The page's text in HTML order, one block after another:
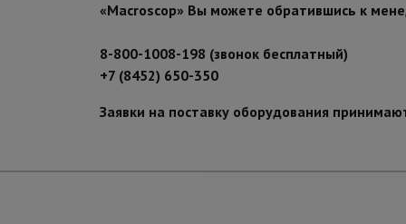
«Macroscop» Вы можете обратившись к
8-800-1008-198 (звонок бесплатный)
+7 (8452) 650-350
Заявки на поставку оборудования